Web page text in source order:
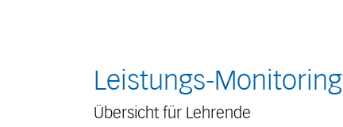
Leistungs-Monitoring
Übersicht für Lehrende